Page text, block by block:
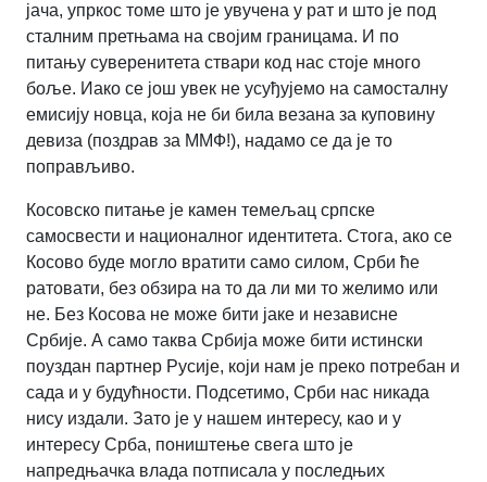
јача, упркос томе што је увучена у рат и што је под
сталним претњама на својим границама. И по
питању суверенитета ствари код нас стоје много
боље. Иако се још увек не усуђујемо на самосталну
емисију новца, која не би била везана за куповину
девиза (поздрав за ММФ!), надамо се да је то
поправљиво.
Косовско питање је камен темељац српске
самосвести и националног идентитета. Стога, ако се
Косово буде могло вратити само силом, Срби ће
ратовати, без обзира на то да ли ми то желимо или
не. Без Косова не може бити јаке и независне
Србије. А само таква Србија може бити истински
поуздан партнер Русије, који нам је преко потребан и
сада и у будућности. Подсетимо, Срби нас никада
нису издали. Зато је у нашем интересу, као и у
интересу Срба, поништење свега што је
напредњачка влада потписала у последњих